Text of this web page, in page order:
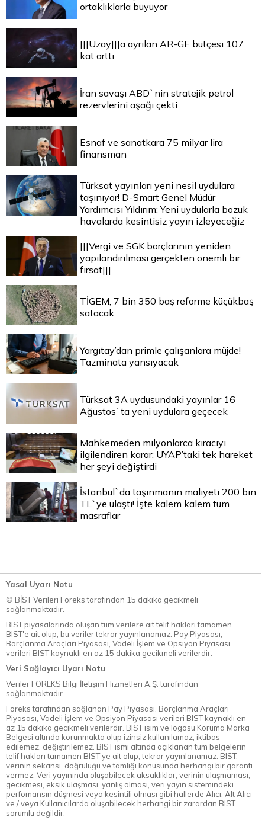
ortaklıklarla büyüyor
|||Uzay|||a ayrılan AR-GE bütçesi 107
kat arttı
İran savaşı ABD`nin stratejik petrol
rezervlerini aşağı çekti
Esnaf ve sanatkara 75 milyar lira
finansman
Türksat yayınları yeni nesil uydulara
taşınıyor! D-Smart Genel Müdür
Yardımcısı Yıldırım: Yeni uydularla bozuk
havalarda kesintisiz yayın izleyeceğiz
|||Vergi ve SGK borçlarının yeniden
yapılandırılması gerçekten önemli bir
fırsat|||
TİGEM, 7 bin 350 baş reforme küçükbaş
satacak
Yargıtay’dan primle çalışanlara müjde!
Tazminata yansıyacak
Türksat 3A uydusundaki yayınlar 16
Ağustos`ta yeni uydulara geçecek
Mahkemeden milyonlarca kiracıyı
ilgilendiren karar: UYAP’taki tek hareket
her şeyi değiştirdi
İstanbul`da taşınmanın maliyeti 200 bin
TL`ye ulaştı! İşte kalem kalem tüm
masraflar
Yasal Uyarı Notu
© BİST Verileri Foreks tarafından 15 dakika gecikmeli
sağlanmaktadır.
BIST piyasalarında oluşan tüm verilere ait telif hakları tamamen
BIST'e ait olup, bu veriler tekrar yayınlanamaz. Pay Piyasası,
Borçlanma Araçları Piyasası, Vadeli İşlem ve Opsiyon Piyasası
verileri BIST kaynaklı en az 15 dakika gecikmeli verilerdir.
Veri Sağlayıcı Uyarı Notu
Veriler FOREKS Bilgi İletişim Hizmetleri A.Ş. tarafından
sağlanmaktadır.
Foreks tarafından sağlanan Pay Piyasası, Borçlanma Araçları
Piyasası, Vadeli İşlem ve Opsiyon Piyasası verileri BIST kaynaklı en
az 15 dakika gecikmeli verilerdir. BIST isim ve logosu Koruma Marka
Belgesi altında korunmakta olup izinsiz kullanılamaz, iktibas
edilemez, değiştirilemez. BIST ismi altında açıklanan tüm belgelerin
telif hakları tamamen BIST'ye ait olup, tekrar yayınlanamaz. BIST,
verinin sekansı, doğruluğu ve tamlığı konusunda herhangi bir garanti
vermez. Veri yayınında oluşabilecek aksaklıklar, verinin ulaşmaması,
gecikmesi, eksik ulaşması, yanlış olması, veri yayın sistemindeki
perfomansın düşmesi veya kesintili olması gibi hallerde Alıcı, Alt Alıcı
ve / veya Kullanıcılarda oluşabilecek herhangi bir zarardan BIST
sorumlu değildir.